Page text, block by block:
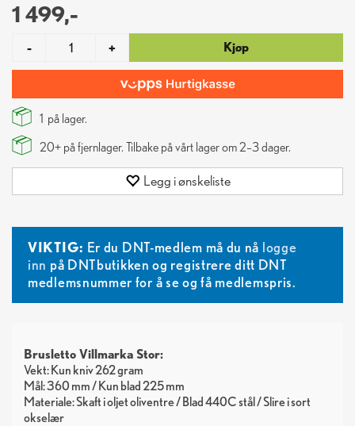
1 499,-
- + Kjøp
1 på lager.
20+ på fjernlager. Tilbake på vårt lager om 2–3 dager.
Legg i ønskeliste
VIKTIG: Er du DNT-medlem må du nå logge
inn på DNTbutikken og registrere ditt DNT
medlemsnummer for å se og få medlemspris.
Brusletto Villmarka Stor:
Vekt: Kun kniv 262 gram
Mål: 360 mm / Kun blad 225 mm
Materiale: Skaft i oljet oliventre / Blad 440C stål / Slire i sort
okselær